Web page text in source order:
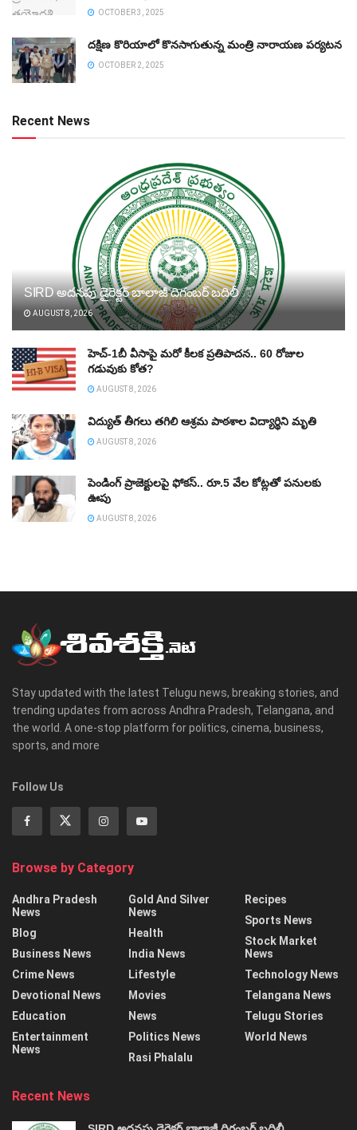
OCTOBER 3, 2025
దక్షిణ కొరియాలో కొనసాగుతున్న మంత్రి నారాయణ పర్యటన
OCTOBER 2, 2025
Recent News
SIRD అదనపు డైరెక్టర్‌ బాలాజీ దిగంబర్‌ బదిలీ
AUGUST 8, 2026
హెచ్‌-1బీ వీసాపై మరో కీలక ప్రతిపాదన.. 60 రోజుల
గడువుకు కోత?
AUGUST 8, 2026
విద్యుత్‌ తీగలు తగిలి ఆశ్రమ పాఠశాల విద్యార్థిని మృతి
AUGUST 8, 2026
పెండింగ్‌ ప్రాజెక్టులపై ఫోకస్‌.. రూ.5 వేల కోట్లతో పనులకు
ఊపు
AUGUST 8, 2026
Stay updated with the latest Telugu news, breaking stories, and
trending updates from across Andhra Pradesh, Telangana, and
the world. A one-stop platform for politics, cinema, business,
sports, and more
Follow Us
Browse by Category
Andhra Pradesh
News
Blog
Business News
Crime News
Devotional News
Education
Entertainment
News
Gold And Silver
News
Health
India News
Lifestyle
Movies
News
Politics News
Rasi Phalalu
Recipes
Sports News
Stock Market
News
Technology News
Telangana News
Telugu Stories
World News
Recent News